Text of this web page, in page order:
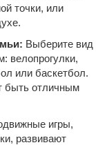
точки, или
Выберите вид
велопрогулки,
или баскетбол.
быть отличным
игры,
развивают